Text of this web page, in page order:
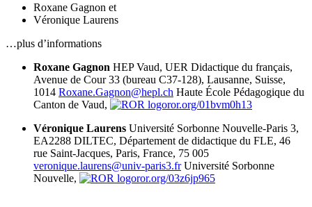
Roxane Gagnon et
Véronique Laurens
…plus d’informations
Roxane Gagnon HEP Vaud, UER Didactique du français,
Avenue de Cour 33 (bureau C37-128), Lausanne, Suisse,
1014 Roxane.Gagnon@hepl.ch Haute École Pédagogique du
Canton de Vaud,
ror.org/01bvm0h13
Véronique Laurens Université Sorbonne Nouvelle-Paris 3,
EA2288 DILTEC, Département de didactique du FLE, 46
rue Saint-Jacques, Paris, France, 75 005
veronique.laurens@univ-paris3.fr Université Sorbonne
Nouvelle,
ror.org/03z6jp965